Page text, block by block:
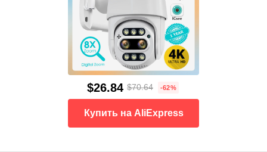
$26.84 $70.64 -62%
Купить на AliExpress